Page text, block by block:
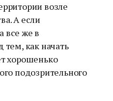
возле
А если
все же в
тем, как начать
хорошенько
подозрительного